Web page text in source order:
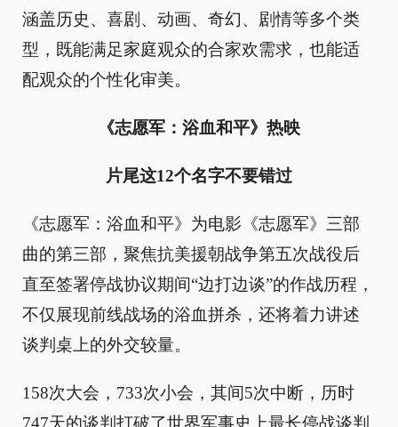
涵盖历史、喜剧、动画、奇幻、剧情等多个类
型，既能满足家庭观众的合家欢需求，也能适
配观众的个性化审美。
《志愿军：浴血和平》热映
片尾这12个名字不要错过
《志愿军：浴血和平》为电影《志愿军》三部
曲的第三部，聚焦抗美援朝战争第五次战役后
直至签署停战协议期间“边打边谈”的作战历程，
不仅展现前线战场的浴血拼杀，还将着力讲述
谈判桌上的外交较量。
158次大会，733次小会，其间5次中断，历时
747天的谈判打破了世界军事史上最长停战谈判